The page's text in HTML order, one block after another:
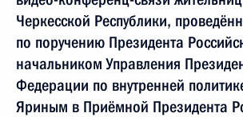
Черкесской Республики,
по поручению Президента
начальником Управления
Федерации по внутренней
Яриным в Приёмной Президента